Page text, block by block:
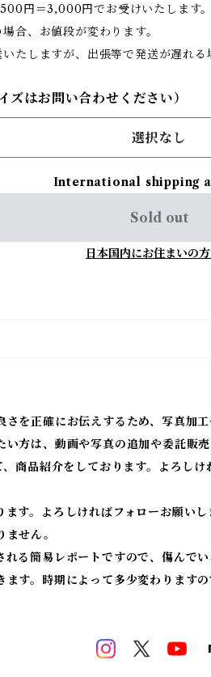
円＝3,000円でお受けいたします。
合、お値段が変わります。
たしますが、出張等で発送が遅れる
ズはお問い合わせください）
選択なし
International shipping
Sold out
日本国内にお住まいの
を正確にお伝えするため、写真加
方は、動画や写真の追加や委託販
品紹介をしております。よろしけ
す。よろしければフォローお願い
せん。
る簡易レポートですので、傷んでい
す。時期によって多少変わります